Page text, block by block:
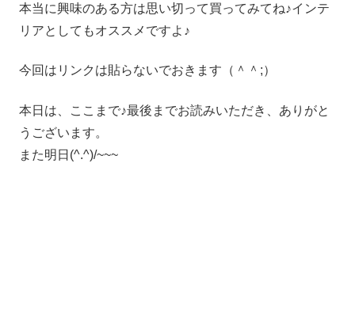
本当に興味のある方は思い切って買ってみてね♪インテ
リアとしてもオススメですよ♪
今回はリンクは貼らないでおきます（＾＾;）
本日は、ここまで♪最後までお読みいただき、ありがと
うございます。
また明日(^.^)/~~~